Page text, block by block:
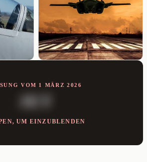
VOM 1 MÄRZ 2026
JET
UM EINZUBLENDEN